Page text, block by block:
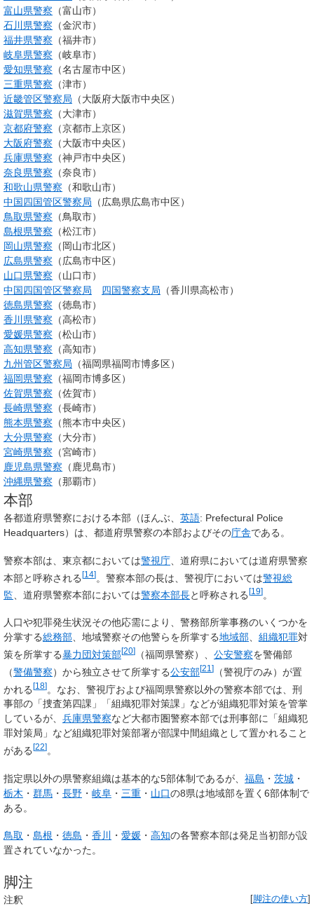
富山県警察 （富山市）
石川県警察 （金沢市）
福井県警察 （福井市）
岐阜県警察 （岐阜市）
愛知県警察 （名古屋市中区）
三重県警察 （津市）
近畿管区警察局 （大阪府大阪市中央区）
滋賀県警察 （大津市）
京都府警察 （京都市上京区）
大阪府警察 （大阪市中央区）
兵庫県警察 （神戸市中央区）
奈良県警察 （奈良市）
和歌山県警察 （和歌山市）
中国四国管区警察局 （広島県広島市中区）
鳥取県警察 （鳥取市）
島根県警察 （松江市）
岡山県警察 （岡山市北区）
広島県警察 （広島市中区）
山口県警察 （山口市）
中国四国管区警察局
四国警察支局 （香川県高松市）
徳島県警察 （徳島市）
香川県警察 （高松市）
愛媛県警察 （松山市）
高知県警察 （高知市）
九州管区警察局 （福岡県福岡市博多区）
福岡県警察 （福岡市博多区）
佐賀県警察 （佐賀市）
長崎県警察 （長崎市）
熊本県警察 （熊本市中央区）
大分県警察 （大分市）
宮崎県警察 （宮崎市）
鹿児島県警察 （鹿児島市）
沖縄県警察 （那覇市）
本部
各都道府県警察における本部 （ほんぶ、 英語: Prefectural Police
Headquarters）は、都道府県警察の本部およびその庁舎である。
警察本部は、東京都においては警視庁 、道府県においては道府県警察
本部 と呼称される[14] 。警察本部の長は、警視庁においては警視総
監 、道府県警察本部においては警察本部長と呼称される [19] 。
人口や犯罪発生状況その他応需により、警務部所掌事務のいくつかを
分掌する総務部、地域警察その他警らを所掌する地域部、 組織犯罪対
策を所掌する暴力団対策部[20] （福岡県警察）、 公安警察を警備部
（警備警察）から独立させて所掌する公安部[21 ]
（警視庁のみ）が置
かれる[18]。なお、警視庁および福岡県警察以外の警察本部では、刑
事部の「捜査第四課」「組織犯罪対策課」などが組織犯罪対策を管掌
しているが、 兵庫県警察など大都市圏警察本部では刑事部に「組織犯
罪対策局」など組織犯罪対策部署が部課中間組織として置かれること
がある [22] 。
指定県以外の県警察組織は基本的な5部体制であるが、 福島 ・ 茨城 ・
栃木 ・ 群馬 ・ 長野 ・ 岐阜 ・ 三重 ・ 山口の8県は地域部を置く6部体制で
ある。
鳥取 ・ 島根 ・ 徳島 ・ 香川 ・ 愛媛 ・ 高知の各警察本部は発足当初部が設
置されていなかった。
脚注
[脚注の使い方]
注釈